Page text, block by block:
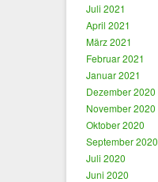
Juli 2021
April 2021
März 2021
Februar 2021
Januar 2021
Dezember 2020
November 2020
Oktober 2020
September 2020
Juli 2020
Juni 2020